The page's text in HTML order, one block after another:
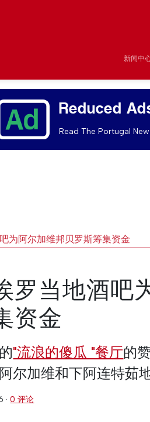
新闻中
Reduced
Read The Portugal
为阿尔加维邦贝罗斯筹集资金
罗当地酒吧
资金
"流浪的傻瓜 "餐厅的
尔加维和下阿连特茹
·0 评论